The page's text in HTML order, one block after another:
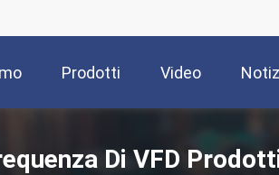
Prodotti Video
Di VFD